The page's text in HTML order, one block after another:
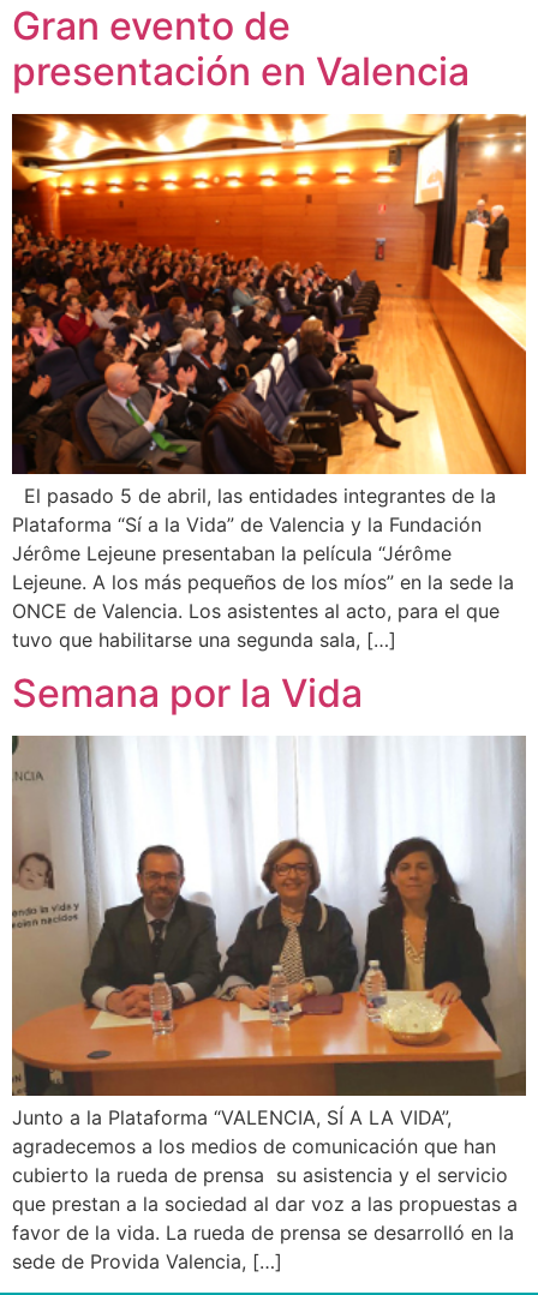
Gran evento de
presentación en Valencia
El pasado 5 de abril, las entidades integrantes de la
Plataforma “Sí a la Vida” de Valencia y la Fundación
Jérôme Lejeune presentaban la película “Jérôme
Lejeune. A los más pequeños de los míos” en la sede la
ONCE de Valencia. Los asistentes al acto, para el que
tuvo que habilitarse una segunda sala, […]
Semana por la Vida
Junto a la Plataforma “VALENCIA, SÍ A LA VIDA”,
agradecemos a los medios de comunicación que han
cubierto la rueda de prensa su asistencia y el servicio
que prestan a la sociedad al dar voz a las propuestas a
favor de la vida. La rueda de prensa se desarrolló en la
sede de Provida Valencia, […]